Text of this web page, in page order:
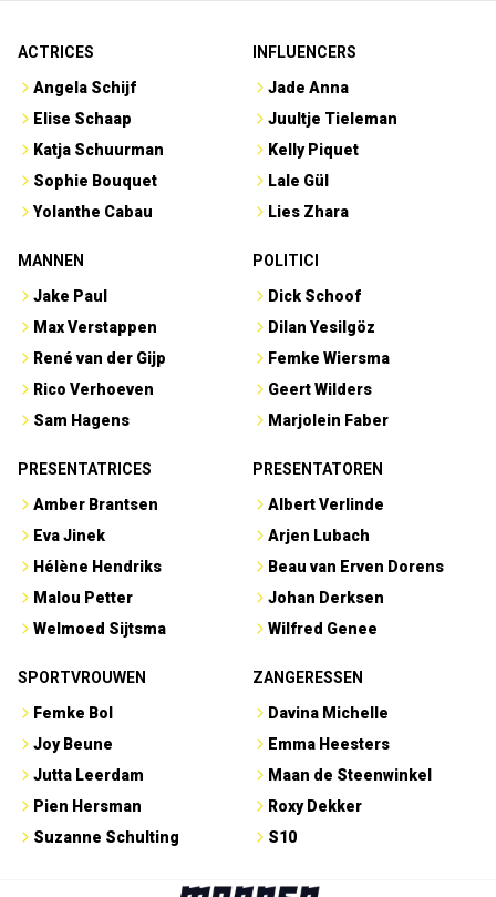
ACTRICES
Angela Schijf
Elise Schaap
Katja Schuurman
Sophie Bouquet
Yolanthe Cabau
INFLUENCERS
Jade Anna
Juultje Tieleman
Kelly Piquet
Lale Gül
Lies Zhara
MANNEN
Jake Paul
Max Verstappen
René van der Gijp
Rico Verhoeven
Sam Hagens
POLITICI
Dick Schoof
Dilan Yesilgöz
Femke Wiersma
Geert Wilders
Marjolein Faber
PRESENTATRICES
Amber Brantsen
Eva Jinek
Hélène Hendriks
Malou Petter
Welmoed Sijtsma
PRESENTATOREN
Albert Verlinde
Arjen Lubach
Beau van Erven Dorens
Johan Derksen
Wilfred Genee
SPORTVROUWEN
Femke Bol
Joy Beune
Jutta Leerdam
Pien Hersman
Suzanne Schulting
ZANGERESSEN
Davina Michelle
Emma Heesters
Maan de Steenwinkel
Roxy Dekker
S10